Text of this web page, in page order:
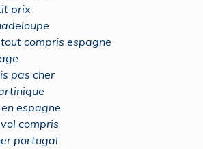
prix
compris espagne
pas cher
espagne
compris
portugal